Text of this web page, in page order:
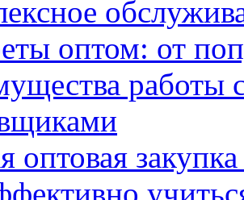
оптом: от
работы
оптовая